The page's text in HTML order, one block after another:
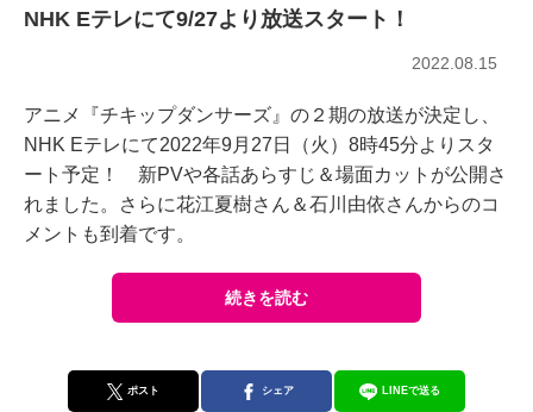
NHK Eテレにて9/27より放送スタート！
2022.08.15
アニメ『チキップダンサーズ』の２期の放送が決定し、
NHK Eテレにて2022年9月27日（火）8時45分よりスタ
ート予定！ 新PVや各話あらすじ＆場面カットが公開さ
れました。さらに花江夏樹さん＆石川由依さんからのコ
メントも到着です。
続きを読む
ポスト シェア LINEで送る